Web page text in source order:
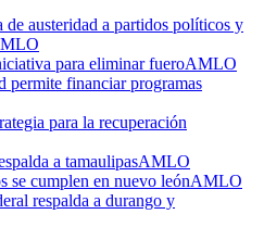
de austeridad a partidos políticos y
para eliminar fueroAMLO
permite financiar programas
para la recuperación
a tamaulipasAMLO
se cumplen en nuevo leónAMLO
respalda a durango y